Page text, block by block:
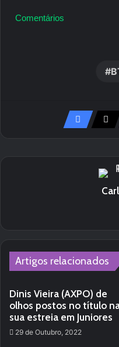
Comentários
Artigos relacionados
Dinis Vieira (AXPO) de
olhos postos no título
sua estreia em Juniores
29 de Outubro, 2022